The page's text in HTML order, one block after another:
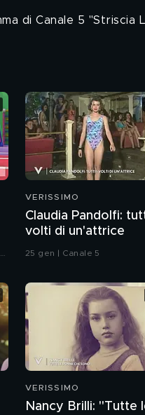
di Canale 5 "Striscia
VERISSIMO
Claudia Pandolfi:
volti di un'attrice
25 gen | Canale 5
VERISSIMO
Nancy Brilli: "Tutte